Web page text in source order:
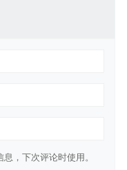
，下次评论时使用。